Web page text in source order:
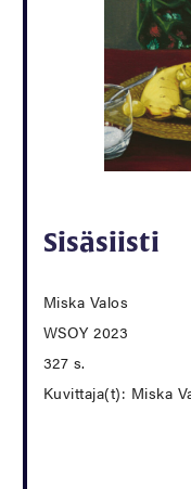
Sisäsiisti
Miska Valos
WSOY 2023
327 s.
Kuvittaja(t): Miska